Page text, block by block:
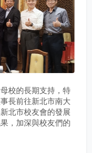
校的長期支持，特
長前往新北市南大
北市校友會的發展
，加深與校友們的